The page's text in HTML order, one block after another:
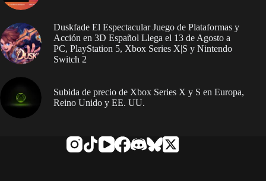
Duskfade El Espectacular Juego de Plataformas y
Acción en 3D Español Llega el 13 de Agosto a
PC, PlayStation 5, Xbox Series X|S y Nintendo
Switch 2
Subida de precio de Xbox Series X y S en Europa,
Reino Unido y EE. UU.